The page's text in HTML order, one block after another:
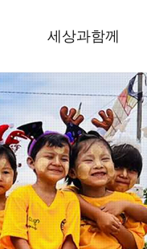
세상과함께
세상과함께
인사드립니다
함께하는 사람들
재정보고
오시는 길